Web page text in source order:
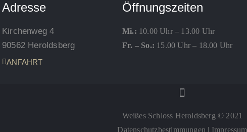
Adresse
Kirchenweg 4
90562 Heroldsberg
ANFAHRT
Öffnungszeiten
Mi.: 10.00 Uhr – 13.00 Uhr
Fr. – So.: 15.00 Uhr – 18.00 Uhr
Weißes Schloss Heroldsberg © 2021
Datenschutzbestimmungen | Impressum